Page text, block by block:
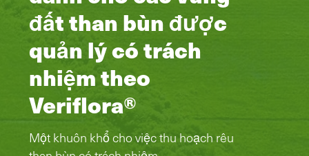
đất than bùn được
quản lý có trách
nhiệm theo
Veriflora®
Một khuôn khổ cho việc thu hoạch rêu